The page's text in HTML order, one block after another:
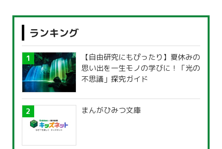
ランキング
【自由研究にもぴったり】夏休みの
思い出を一生モノの学びに！「光の
不思議」探究ガイド
まんがひみつ文庫